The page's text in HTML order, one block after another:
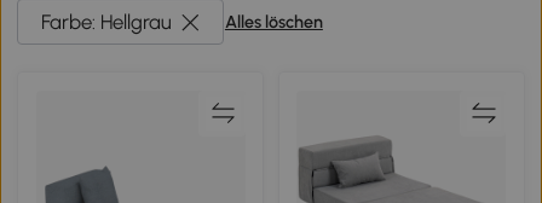
Farbe: Hellgrau Alles löschen